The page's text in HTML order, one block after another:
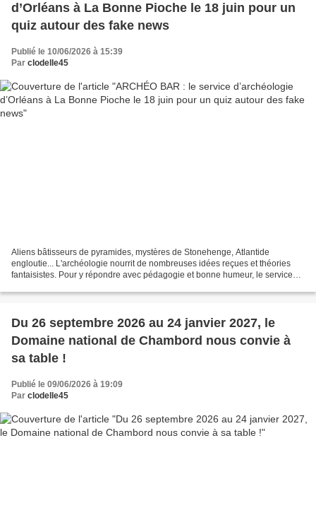
d’Orléans à La Bonne Pioche le 18 juin pour un
quiz autour des fake news
Publié le 10/06/2026 à 15:39
Par clodelle45
Aliens bâtisseurs de pyramides, mystères de Stonehenge, Atlantide
engloutie... L'archéologie nourrit de nombreuses idées reçues et théories
fantaisistes. Pour y répondre avec pédagogie et bonne humeur, le service
Du 26 septembre 2026 au 24 janvier 2027, le
Domaine national de Chambord nous convie à
sa table !
Publié le 09/06/2026 à 19:09
Par clodelle45